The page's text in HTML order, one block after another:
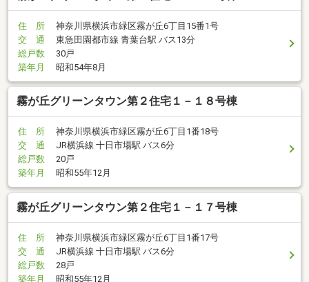
住 所
神奈川県横浜市緑区霧が丘6丁目15番1号
交 通
東急田園都市線 青葉台駅 バス13分
総戸数
30戸
築年月
昭和54年8月
霧が丘グリーンタウン第２住宅１－１８号棟
住 所
神奈川県横浜市緑区霧が丘6丁目1番18号
交 通
JR横浜線 十日市場駅 バス6分
総戸数
20戸
築年月
昭和55年12月
霧が丘グリーンタウン第２住宅１－１７号棟
住 所
神奈川県横浜市緑区霧が丘6丁目1番17号
交 通
JR横浜線 十日市場駅 バス6分
総戸数
28戸
築年月
昭和55年12月